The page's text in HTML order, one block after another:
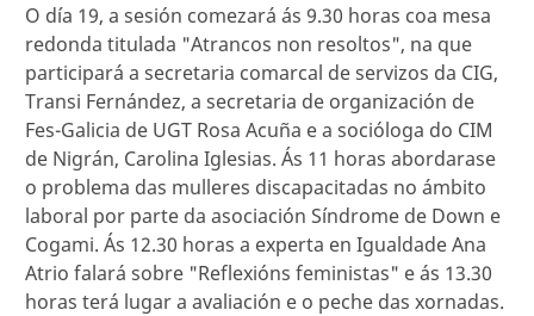
O día 19, a sesión comezará ás 9.30 horas coa mesa
redonda titulada "Atrancos non resoltos", na que
participará a secretaria comarcal de servizos da CIG,
Transi Fernández, a secretaria de organización de
Fes-Galicia de UGT Rosa Acuña e a socióloga do CIM
de Nigrán, Carolina Iglesias. Ás 11 horas abordarase
o problema das mulleres discapacitadas no ámbito
laboral por parte da asociación Síndrome de Down e
Cogami. Ás 12.30 horas a experta en Igualdade Ana
Atrio falará sobre "Reflexións feministas" e ás 13.30
horas terá lugar a avaliación e o peche das xornadas.